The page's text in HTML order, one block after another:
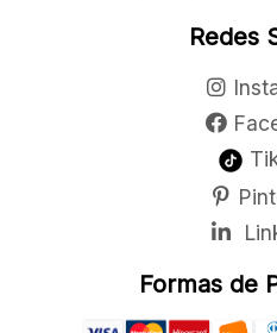
Redes
Formas de